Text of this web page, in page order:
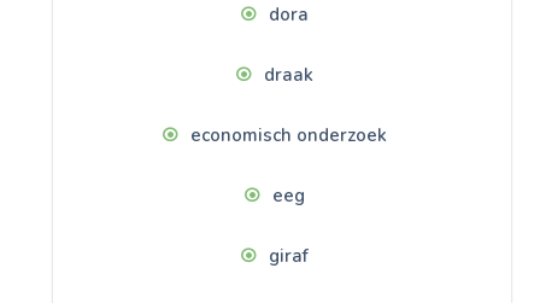
dora
draak
economisch onderzoek
eeg
giraf